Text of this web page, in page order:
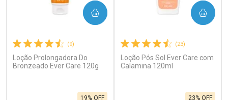
(9)
Loção Prolongadora Do
Bronzeado Ever Care 120g
19% OFF
COMPRAR
(23)
Loção Pós Sol Ever Care com
Calamina 120ml
23% OFF
COMPRAR